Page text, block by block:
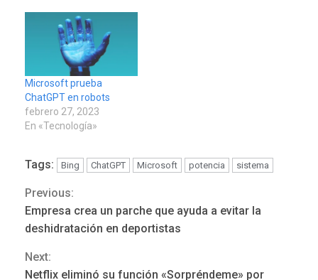
Microsoft prueba
ChatGPT en robots
febrero 27, 2023
En «Tecnología»
Tags: Bing ChatGPT Microsoft potencia sistema
Continue
Reading
Previous:
Empresa crea un parche que ayuda a evitar la
deshidratación en deportistas
Next:
Netflix eliminó su función «Sorpréndeme» por
REGIONALES ÚLTIMA HORA